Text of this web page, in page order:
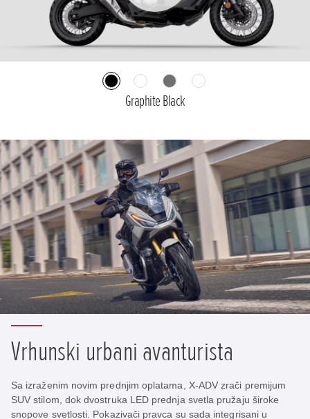
Graphite Black
Vrhunski urbani avanturista
Sa izraženim novim prednjim oplatama, X-ADV zrači premijum
SUV stilom, dok dvostruka LED prednja svetla pružaju široke
snopove svetlosti. Pokazivači pravca su sada integrisani u